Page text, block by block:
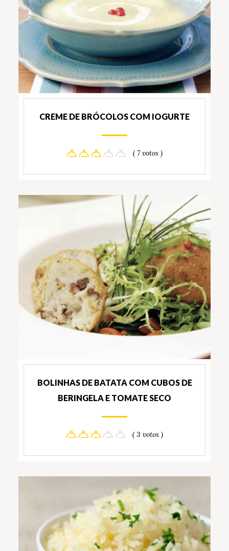
CREME DE BRÓCOLOS COM IOGURTE
( 7 votos )
BOLINHAS DE BATATA COM CUBOS DE
BERINGELA E TOMATE SECO
( 3 votos )